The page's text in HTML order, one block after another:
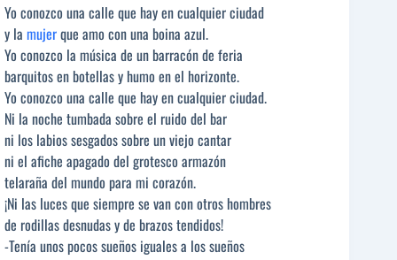
Yo conozco una calle que hay en cualquier ciudad
y la mujerque amo con una boina azul.
Yo conozco la música de un barracón de feria
barquitos en botellas y humo en el horizonte.
Yo conozco una calle que hay en cualquier ciudad.
Ni la noche tumbada sobre el ruido del bar
ni los labios sesgados sobre un viejo cantar
ni el afiche apagado del grotesco armazón
telaraña del mundo para mi corazón.
¡Ni las luces que siempre se van con otros hombres
de rodillas desnudas y de brazos tendidos!
-Tenía unos pocos sueños iguales a los sueños